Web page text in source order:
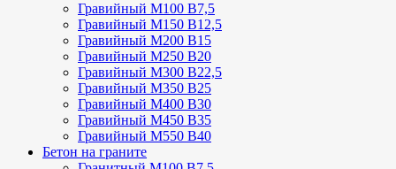
Гравийный М100 В7,5
Гравийный М150 В12,5
Гравийный М200 В15
Гравийный М250 В20
Гравийный М300 В22,5
Гравийный М350 В25
Гравийный М400 В30
Гравийный М450 В35
Гравийный М550 В40
Бетон на граните